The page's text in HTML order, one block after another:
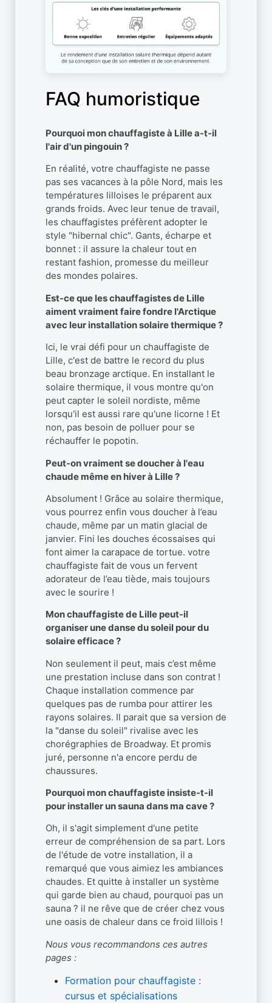
FAQ humoristique
Pourquoi mon chauffagiste à Lille a-t-il
l'air d'un pingouin ?
En réalité, votre chauffagiste ne passe
pas ses vacances à la pôle Nord, mais les
températures lilloises le préparent aux
grands froids. Avec leur tenue de travail,
les chauffagistes préfèrent adopter le
style "hibernal chic". Gants, écharpe et
bonnet : il assure la chaleur tout en
restant fashion, promesse du meilleur
des mondes polaires.
Est-ce que les chauffagistes de Lille
aiment vraiment faire fondre l'Arctique
avec leur installation solaire thermique ?
Ici, le vrai défi pour un chauffagiste de
Lille, c'est de battre le record du plus
beau bronzage arctique. En installant le
solaire thermique, il vous montre qu'on
peut capter le soleil nordiste, même
lorsqu'il est aussi rare qu'une licorne ! Et
non, pas besoin de polluer pour se
réchauffer le popotin.
Peut-on vraiment se doucher à l'eau
chaude même en hiver à Lille ?
Absolument ! Grâce au solaire thermique,
vous pourrez enfin vous doucher à l’eau
chaude, même par un matin glacial de
janvier. Fini les douches écossaises qui
font aimer la carapace de tortue. votre
chauffagiste fait de vous un fervent
adorateur de l’eau tiède, mais toujours
avec le sourire !
Mon chauffagiste de Lille peut-il
organiser une danse du soleil pour du
solaire efficace ?
Non seulement il peut, mais c’est même
une prestation incluse dans son contrat !
Chaque installation commence par
quelques pas de rumba pour attirer les
rayons solaires. Il parait que sa version de
la "danse du soleil" rivalise avec les
chorégraphies de Broadway. Et promis
juré, personne n'a encore perdu de
chaussures.
Pourquoi mon chauffagiste insiste-t-il
pour installer un sauna dans ma cave ?
Oh, il s'agit simplement d'une petite
erreur de compréhension de sa part. Lors
de l'étude de votre installation, il a
remarqué que vous aimiez les ambiances
chaudes. Et quitte à installer un système
qui garde bien au chaud, pourquoi pas un
sauna ? il ne rêve que de créer chez vous
une oasis de chaleur dans ce froid lillois !
Nous vous recommandons ces autres
pages :
Formation pour chauffagiste :
cursus et spécialisations